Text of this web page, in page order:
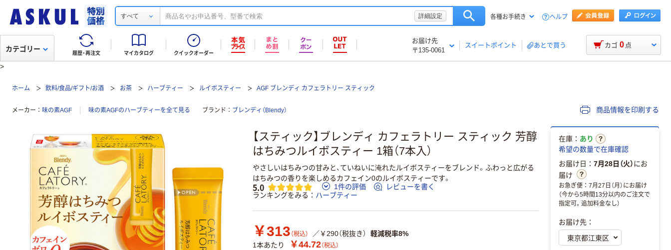
すべて 詳細設定 各種お手続き ヘルプ
履歴・再注文 マイカタログ クイックオーダー
お届け先
〒135-0061
スイートポイント あとで買う
カテゴリー カゴ 0 点
>
ホーム 飲料/食品/ギフト/お酒 お茶 ハーブティー ルイボスティー AGF ブレンディ カフェラトリー スティック
メーカー 味の素AGF 味の素AGFのハーブティーを全て見る ブランド ブレンディ（Blendy） 商品情報を印刷する
【スティック】ブレンディ カフェラトリー スティック 芳醇
はちみつルイボスティー 1箱（7本入）
やさしいはちみつの甘みと、ていねいに淹れたルイボスティーをブレンド。ふわっと広がる
はちみつの香りを楽しめるカフェイン0のルイボスティーです。
5.0 1件の評価
レビューを書く
ランキングをみる
ハーブティー
￥313 （税込） ／￥290（税抜き）
軽減税率8%
1本あたり
￥44.72（税込）
在庫： あり
希望の数量で在庫確認
お届け日： 7月28日（火）にお
届け
お急ぎ便：7月27日（月）にお届け
（今から5時間13分以内のご注文で
指定可。追加料金なし）
お届け先：